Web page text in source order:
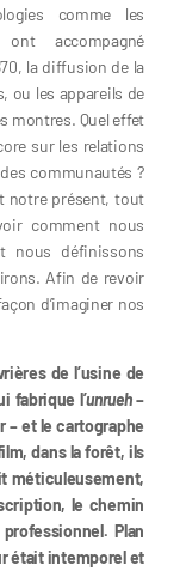
comme les
accompagné
la diffusion de la
ou les appareils de
montres. Quel effet
sur les relations
communautés ?
notre présent, tout
comment nous
nous définissons
Afin de revoir
d’imaginer nos
de l’usine de
fabrique l’unrueh–
– et le cartographe
dans la forêt, ils
méticuleusement,
le chemin
Plan
était intemporel et